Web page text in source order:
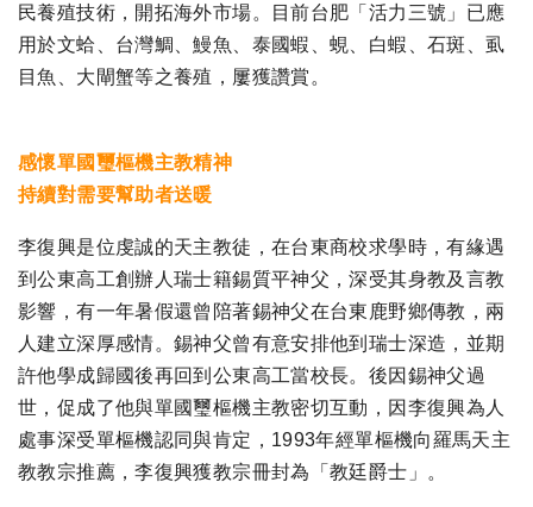
民養殖技術，開拓海外市場。目前台肥「活力三號」已應
用於文蛤、台灣鯛、鰻魚、泰國蝦、蜆、白蝦、石斑、虱
目魚、大閘蟹等之養殖，屢獲讚賞。
感懷單國璽樞機主教精神
持續對需要幫助者送暖
李復興是位虔誠的天主教徒，在台東商校求學時，有緣遇
到公東高工創辦人瑞士籍錫質平神父，深受其身教及言教
影響，有一年暑假還曾陪著錫神父在台東鹿野鄉傳教，兩
人建立深厚感情。錫神父曾有意安排他到瑞士深造，並期
許他學成歸國後再回到公東高工當校長。後因錫神父過
世，促成了他與單國璽樞機主教密切互動，因李復興為人
處事深受單樞機認同與肯定，1993年經單樞機向羅馬天主
教教宗推薦，李復興獲教宗冊封為「教廷爵士」。